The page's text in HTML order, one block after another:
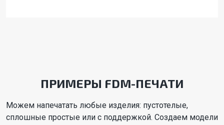
ПРИМЕРЫ FDM-ПЕЧАТИ
Можем напечатать любые изделия: пустотелые,
сплошные простые или с поддержкой. Создаем модели